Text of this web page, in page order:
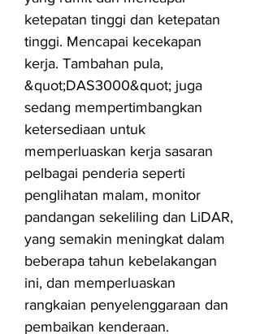
ketepatan tinggi dan ketepatan
tinggi. Mencapai kecekapan
kerja. Tambahan pula,
&quot;DAS3000&quot; juga
sedang mempertimbangkan
ketersediaan untuk
memperluaskan kerja sasaran
pelbagai penderia seperti
penglihatan malam, monitor
pandangan sekeliling dan LiDAR,
yang semakin meningkat dalam
beberapa tahun kebelakangan
ini, dan memperluaskan
rangkaian penyelenggaraan dan
pembaikan kenderaan.